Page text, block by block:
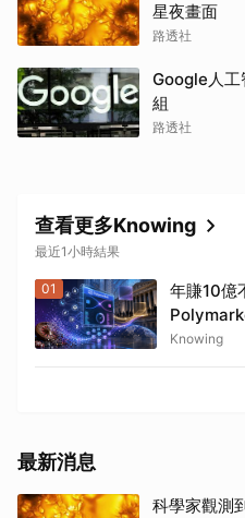
星夜畫面
路透社
Google人
組
路透社
查看更多Knowing
最近1小時結果
01
年賺10億
元？
Knowing
最新消息
科學家觀測